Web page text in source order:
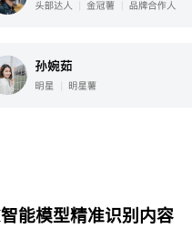
能模型精准识别内容